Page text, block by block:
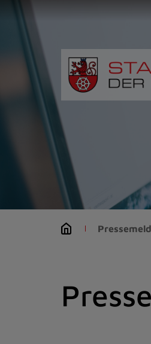
(Schnelltaste
Zum
Seitenanfang
springen
(Schnelltaste
Navigation/Menü
(Schnelltaste
Zur